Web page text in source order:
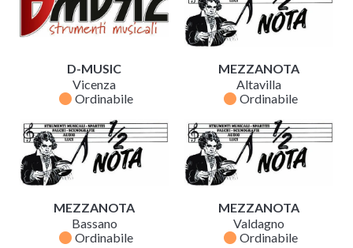
D-MUSIC
Vicenza
fiber_manual_record Ordinabile
MEZZANOTA
Altavilla
fiber_manual_record Ordinabile
MEZZANOTA
Bassano
fiber_manual_record Ordinabile
MEZZANOTA
Valdagno
fiber_manual_record Ordinabile